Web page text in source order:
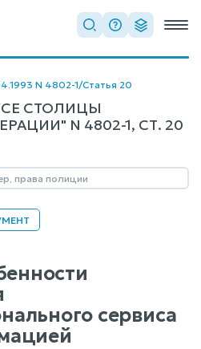
N 4802-1/Статья 20
СТОЛИЦЫ
N 4802-1, СТ. 20
сервиса